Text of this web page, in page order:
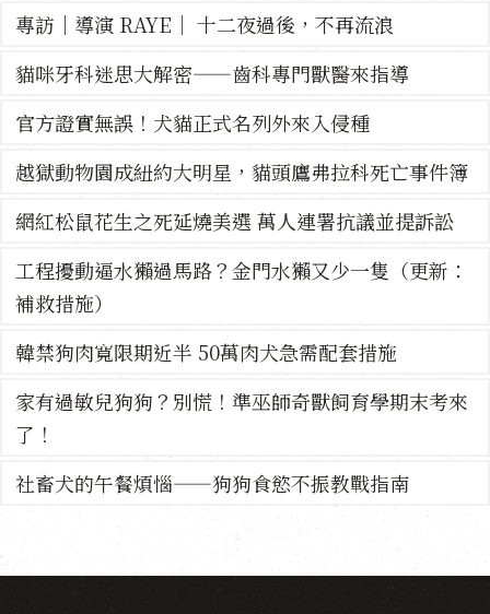
專訪｜導演 RAYE｜ 十二夜過後，不再流浪
貓咪牙科迷思大解密——齒科專門獸醫來指導
官方證實無誤！犬貓正式名列外來入侵種
越獄動物園成紐約大明星，貓頭鷹弗拉科死亡事件簿
網紅松鼠花生之死延燒美選 萬人連署抗議並提訴訟
工程擾動逼水獺過馬路？金門水獺又少一隻（更新：
補救措施）
韓禁狗肉寬限期近半 50萬肉犬急需配套措施
家有過敏兒狗狗？別慌！準巫師奇獸飼育學期末考來
了！
社畜犬的午餐煩惱——狗狗食慾不振教戰指南